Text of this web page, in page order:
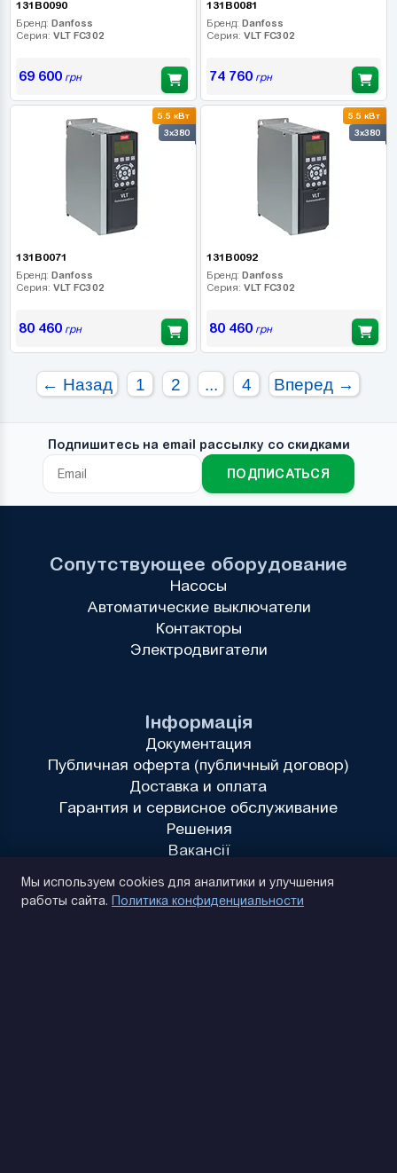
131B0090
Бренд: Danfoss
Серия: VLT FC302
69 600грн
131B0081
Бренд: Danfoss
Серия: VLT FC302
74 760грн
5.5 кВт
3x380
131B0071
Бренд: Danfoss
Серия: VLT FC302
80 460грн
5.5 кВт
3x380
131B0092
Бренд: Danfoss
Серия: VLT FC302
80 460грн
← Назад 1 2 ... 4 Вперед →
Подпишитесь на email рассылку со скидками
ПОДПИСАТЬСЯ
Інформація
Документация
Публичная оферта (публичный договор)
Доставка и оплата
Гарантия и сервисное обслуживание
Решения
Вакансії
Сопутствующее оборудование
Насосы
Автоматические выключатели
Контакторы
Электродвигатели
Мы используем cookies для аналитики и улучшения
работы сайта. Политика конфиденциальности